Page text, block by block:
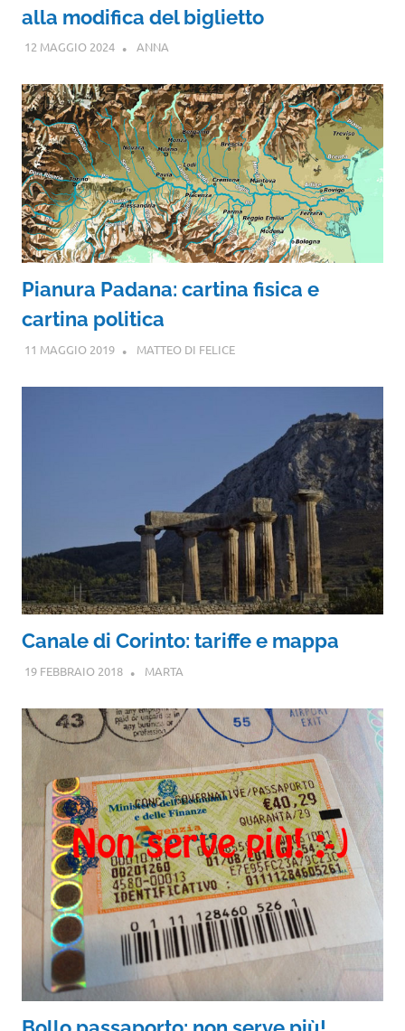
alla modifica del biglietto
12 MAGGIO 2024 ANNA
Pianura Padana: cartina fisica e
cartina politica
11 MAGGIO 2019 MATTEO DI FELICE
Canale di Corinto: tariffe e mappa
19 FEBBRAIO 2018 MARTA